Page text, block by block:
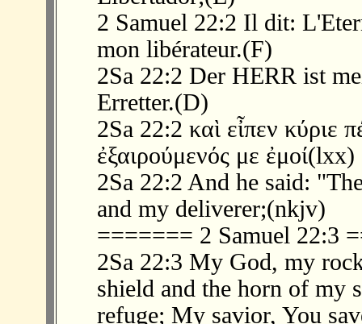
2 Samuel 22:2 Il dit:
mon libérateur.(F)
2Sa 22:2 Der HERR ist
Erretter.(D)
2Sa 22:2 καὶ εἶπεν κύριε
ἐξαιρούμενός με ἐμοί(lxx)
2Sa 22:2 And he said:
and my deliverer;(nkjv)
======= 2 Samuel 22:3
2Sa 22:3 My God, my
shield and the horn of my
refuge; My savior, You